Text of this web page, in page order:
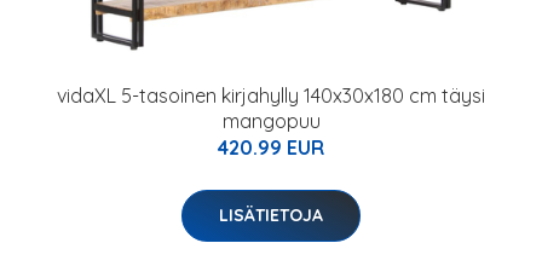
vidaXL 5-tasoinen kirjahylly 140x30x180 cm täysi
mangopuu
420.99 EUR
LISÄTIETOJA